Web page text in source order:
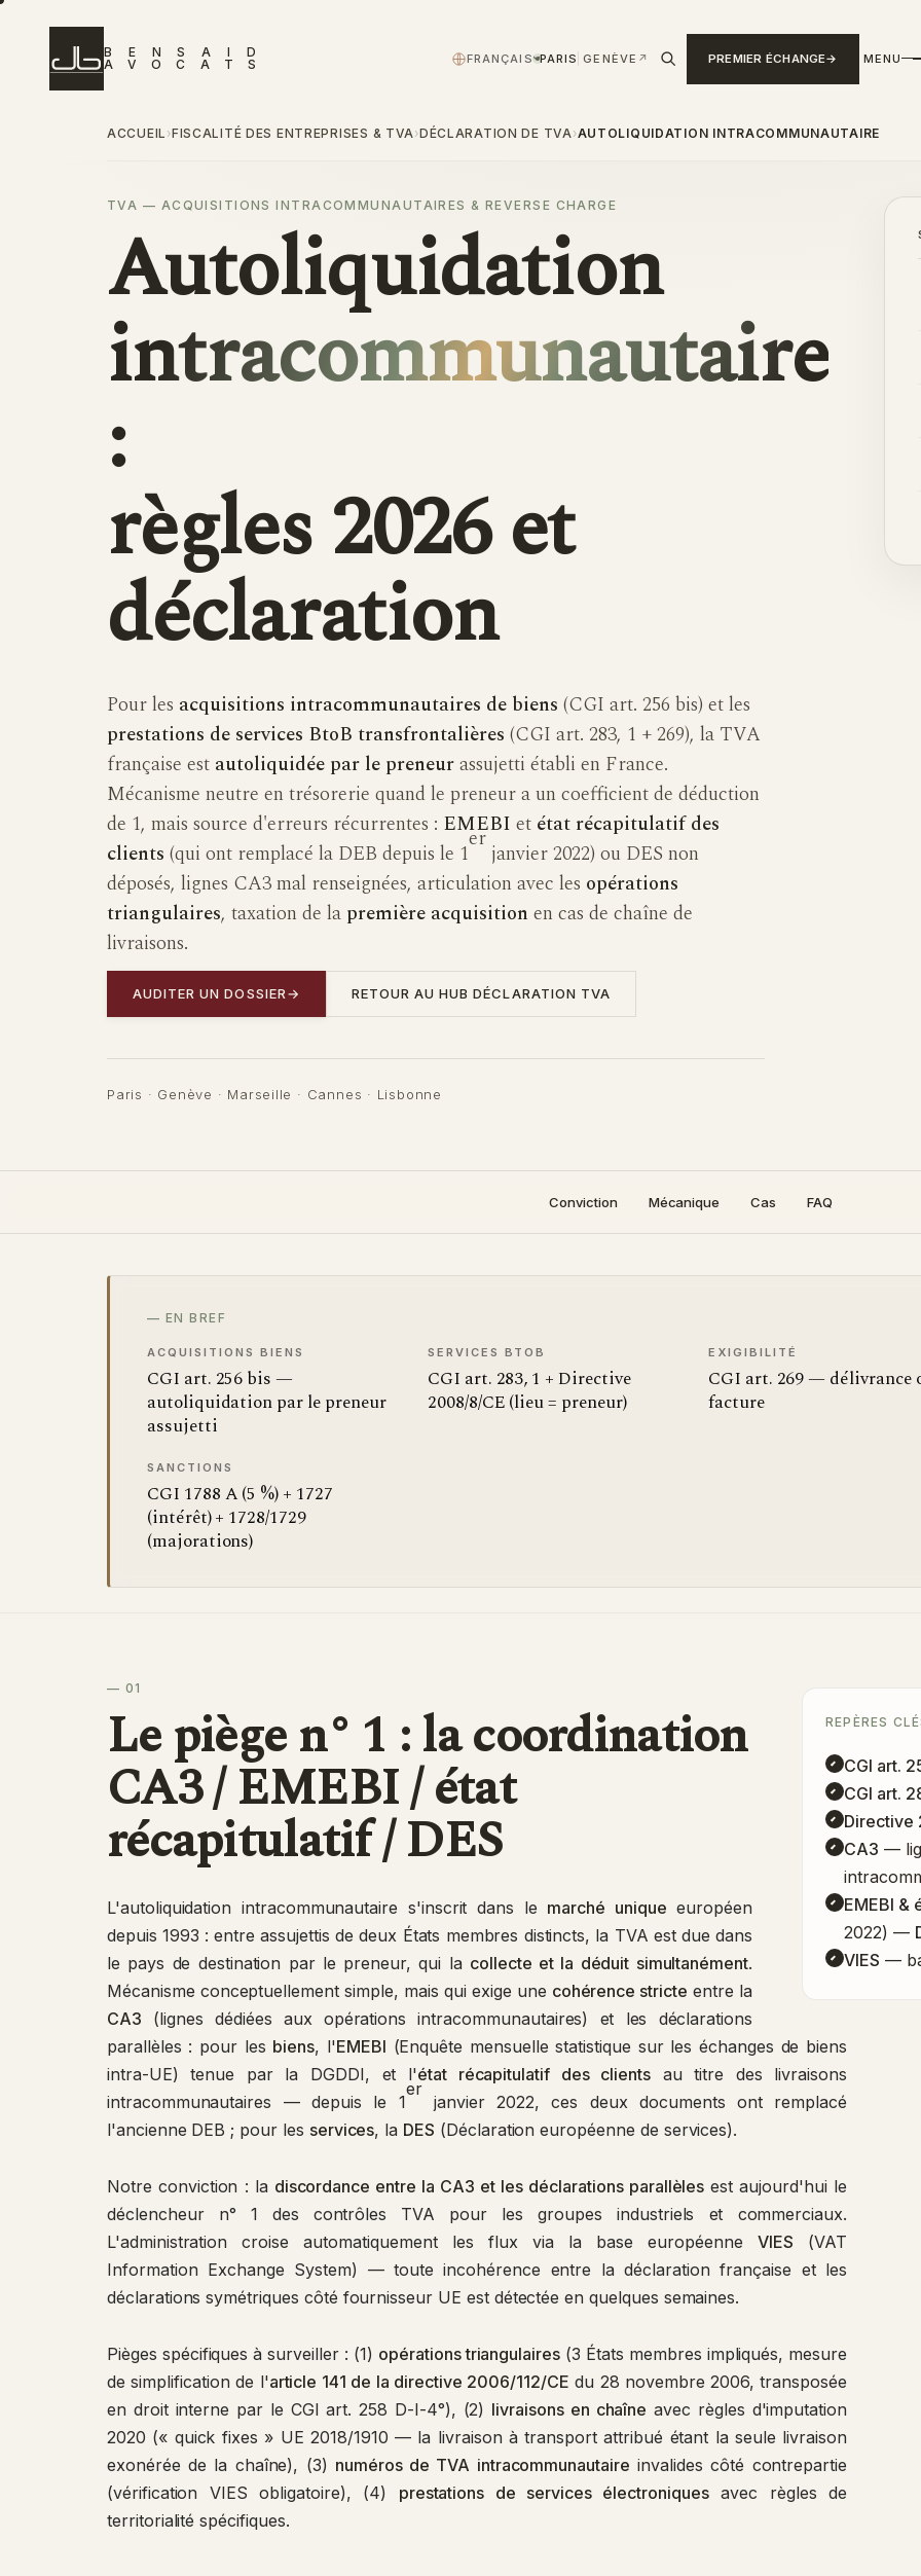
B E N S A I
D
A
V O C A T S FRANÇAIS›PARIS GENÈVE ↗ PREMIER ÉCHANGE MENU
ACCUEIL ›FISCALITÉ DES ENTREPRISES & TVA›DÉCLARATION DE TVA›AUTOLIQUIDATION INTRACOMMUNAUTAIRE
TVA — ACQUISITIONS INTRACOMMUNAUTAIRES & REVERSE CHARGE
Autoliquidation
intracommunautaire
:
règles 2026 et
déclaration
Pour les acquisitions intracommunautaires de biens (CGI art. 256 bis) et les
prestations de services BtoB transfrontalières (CGI art. 283, 1 + 269), la TVA
française est autoliquidée par le preneurassujetti établi en France.
Mécanisme neutre en trésorerie quand le preneur a un coefficient de déduction
de 1, mais source d'erreurs récurrentes : EMEBI et état récapitulatif des
clients (qui ont remplacé la DEB depuis le 1
er
janvier 2022) ou DES non
déposés, lignes CA3 mal renseignées, articulation avec les opérations
triangulaires, taxation de la première acquisition en cas de chaîne de
livraisons.
AUDITER UN DOSSIER→ RETOUR AU HUB DÉCLARATION TVA
Paris · Genève · Marseille · Cannes · Lisbonne
Conviction Mécanique Cas FAQ
— EN BREF
ACQUISITIONS BIENS
CGI art. 256 bis —
autoliquidation par le preneur
assujetti
SERVICES BTOB
CGI art. 283, 1 + Directive
2008/8/CE (lieu = preneur)
EXIGIBILITÉ
CGI art. 269 — délivrance
facture
SANCTIONS
CGI 1788 A (5 %) + 1727
(intérêt) + 1728/1729
(majorations)
REPÈRES
CGI art.
CGI art.
Directive
CA3 —
EMEBI &
2022) —
VIES —
— 01
Le piège n° 1 : la coordination
CA3 / EMEBI / état
récapitulatif / DES
L'autoliquidation intracommunautaire s'inscrit dans le marché unique européen
depuis 1993 : entre assujettis de deux États membres distincts, la TVA est due dans
le pays de destination par le preneur, qui la collecte et la déduit simultanément.
Mécanisme conceptuellement simple, mais qui exige une cohérence stricte entre la
CA3 (lignes dédiées aux opérations intracommunautaires) et les déclarations
parallèles : pour les biens, l'EMEBI (Enquête mensuelle statistique sur les échanges de biens
intra-UE) tenue par la DGDDI, et l'état récapitulatif des clients au titre des livraisons
intracommunautaires — depuis le 1
er
janvier 2022, ces deux documents ont remplacé
l'ancienne DEB ; pour les services, la DES (Déclaration européenne de services).
Notre conviction : la discordance entre la CA3 et les déclarations parallèles est aujourd'hui le
déclencheur n° 1 des contrôles TVA pour les groupes industriels et commerciaux.
L'administration croise automatiquement les flux via la base européenneVIES (VAT
Information Exchange System) — toute incohérence entre la déclaration française et les
déclarations symétriques côté fournisseur UE est détectée en quelques semaines.
Pièges spécifiques à surveiller : (1) opérations triangulaires(3 États membres impliqués, mesure
de simplification de l'article 141 de la directive 2006/112/CE du 28 novembre 2006, transposée
en droit interne par le CGI art. 258 D-I-4°), (2) livraisons en chaîne avec règles d'imputation
2020 (« quick fixes » UE 2018/1910 — la livraison à transport attribué étant la seule livraison
exonérée de la chaîne), (3) numéros de TVA intracommunautaire invalides côté contrepartie
(vérification VIES obligatoire), (4) prestations de services électroniquesavec règles de
territorialité spécifiques.